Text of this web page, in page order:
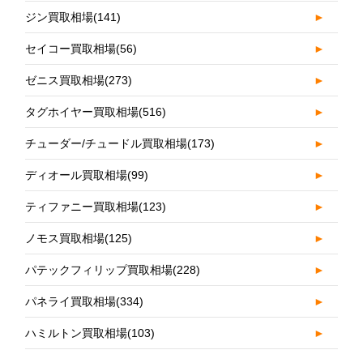
ジン買取相場(141) ►
セイコー買取相場(56) ►
ゼニス買取相場(273) ►
タグホイヤー買取相場(516) ►
チューダー/チュードル買取相場(173) ►
ディオール買取相場(99) ►
ティファニー買取相場(123) ►
ノモス買取相場(125) ►
パテックフィリップ買取相場(228) ►
パネライ買取相場(334) ►
ハミルトン買取相場(103) ►